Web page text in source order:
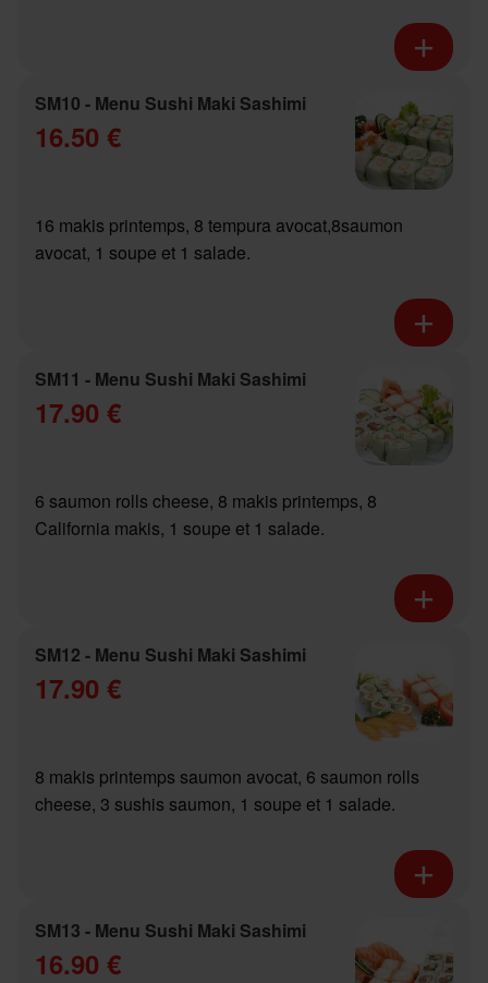
SM10 - Menu Sushi Maki Sashimi
16.50 €
16 makis printemps, 8 tempura avocat,8saumon
avocat, 1 soupe et 1 salade.
SM11 - Menu Sushi Maki Sashimi
17.90 €
6 saumon rolls cheese, 8 makis printemps, 8
California makis, 1 soupe et 1 salade.
SM12 - Menu Sushi Maki Sashimi
17.90 €
8 makis printemps saumon avocat, 6 saumon rolls
cheese, 3 sushis saumon, 1 soupe et 1 salade.
SM13 - Menu Sushi Maki Sashimi
16.90 €